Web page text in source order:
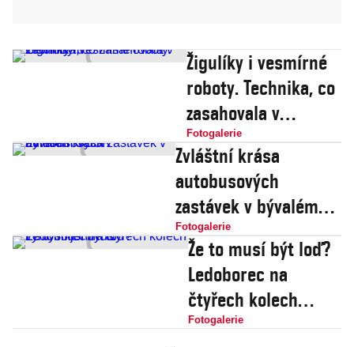
Žigulíky i vesmírné
roboty. Technika, co
zasahovala v
Černobylu
Fotogalerie
Zvláštní krása
autobusových
zastávek v bývalém
SSSR
Fotogalerie
Že to musí být loď?
Ledoborec na
čtyřech kolech
vymyslí jen Rus
Fotogalerie